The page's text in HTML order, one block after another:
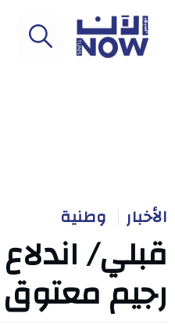
الأخبار وطنية
قبلي/
رجيم معتوق 2